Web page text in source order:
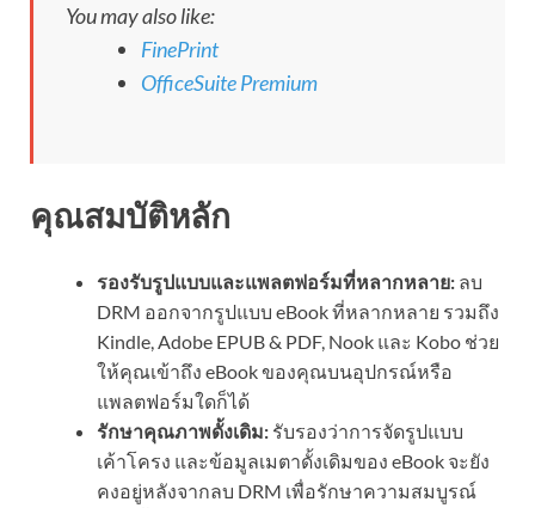
You may also like:
FinePrint
OfficeSuite Premium
คุณสมบัติหลัก
รองรับรูปแบบและแพลตฟอร์มที่หลากหลาย: ลบ
DRM ออกจากรูปแบบ eBook ที่หลากหลาย รวมถึง
Kindle, Adobe EPUB & PDF, Nook และ Kobo ช่วย
ให้คุณเข้าถึง eBook ของคุณบนอุปกรณ์หรือ
แพลตฟอร์มใดก็ได้
รักษาคุณภาพดั้งเดิม: รับรองว่าการจัดรูปแบบ
เค้าโครง และข้อมูลเมตาดั้งเดิมของ eBook จะยัง
คงอยู่หลังจากลบ DRM เพื่อรักษาความสมบูรณ์